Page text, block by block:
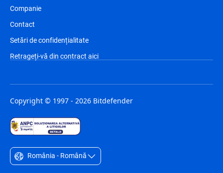
Companie
Contact
Setări de confidențialitate
Retrageți-vă din contract aici
Copyright © 1997 - 2026 Bitdefender
România - Română